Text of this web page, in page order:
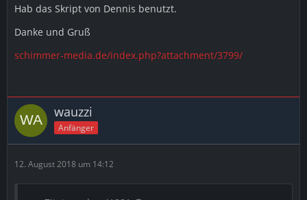
Hab das Skript von Dennis benutzt.
Danke und Gruß
schimmer-media.de/index.php?attachment/3799/
wauzzi
Anfänger
12. August 2018 um 14:12